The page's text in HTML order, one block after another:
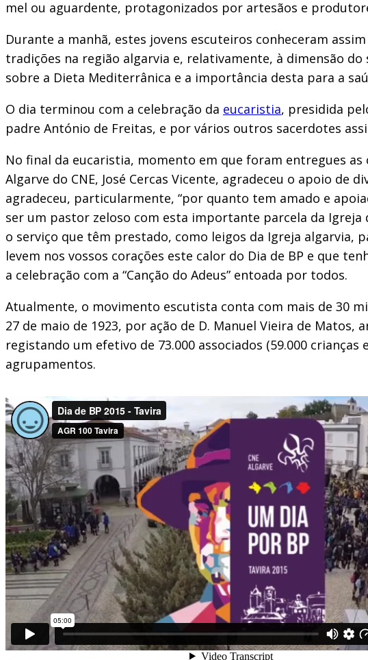
mel ou aguardente, protagonizados por artesãos e
Durante a manhã, estes jovens escuteiros conheceram
tradições na região algarvia e, relativamente, à dimensão
sobre a Dieta Mediterrânica e a importância desta para a
O dia terminou com a celebração da eucaristia, presidida
padre António de Freitas, e por vários outros sacerdotes
No final da eucaristia, momento em que foram entregues
Algarve do CNE, José Cercas Vicente, agradeceu o apoio de
agradeceu, particularmente, “por quanto tem amado e
ser um pastor zeloso com esta importante parcela da
o serviço que têm prestado, como leigos da Igreja algarvia,
levem nos vossos corações este calor do Dia de BP e que
a celebração com a “Canção do Adeus” entoada por todos.
Atualmente, o movimento escutista conta com mais de 30
27 de maio de 1923, por ação de D. Manuel Vieira de
registando um efetivo de 73.000 associados (59.000
agrupamentos.